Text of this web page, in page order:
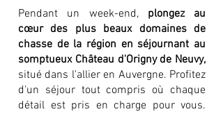
Pendant un week-end, plongez au
cœur des plus beaux domaines de
chasse de la région en séjournant au
somptueux Château d'Origny de Neuvy,
situé dans l'allier en Auvergne. Profitez
d'un séjour tout compris où chaque
détail est pris en charge pour vous.